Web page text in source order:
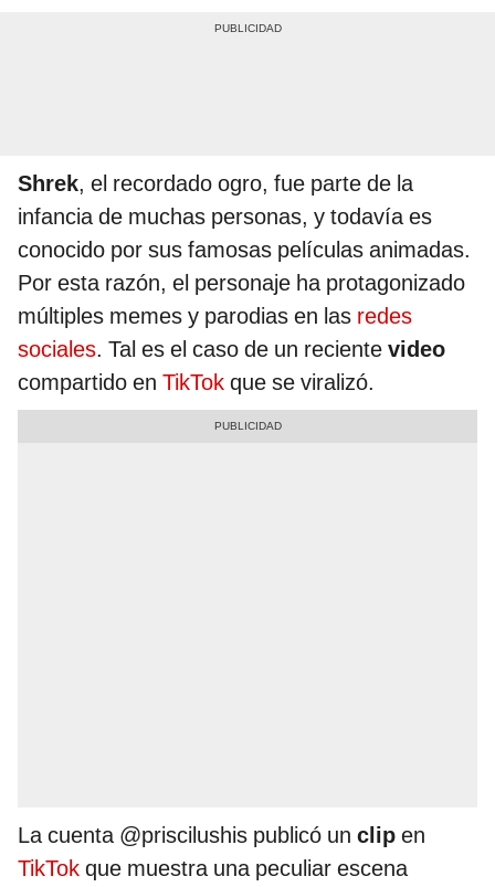
Shrek, el recordado ogro, fue parte de la
infancia de muchas personas, y todavía es
conocido por sus famosas películas animadas.
Por esta razón, el personaje ha protagonizado
múltiples memes y parodias en las redes
sociales. Tal es el caso de un reciente video
compartido en TikTok que se viralizó.
La cuenta @priscilushis publicó un clip en
TikTok que muestra una peculiar escena